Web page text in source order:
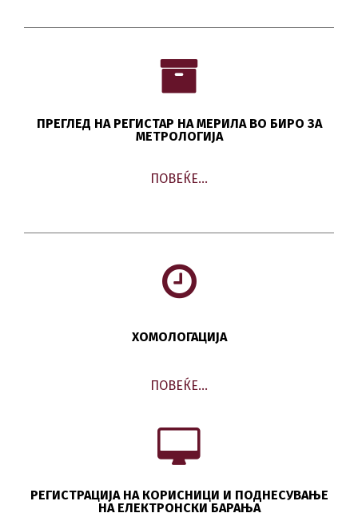
ПРЕГЛЕД НА РЕГИСТАР НА МЕРИЛА ВО БИРО ЗА
МЕТРОЛОГИЈА
ПОВЕЌЕ…
ХОМОЛОГАЦИЈА
ПОВЕЌЕ…
РЕГИСТРАЦИЈА НА КОРИСНИЦИ И ПОДНЕСУВАЊЕ
НА ЕЛЕКТРОНСКИ БАРАЊА